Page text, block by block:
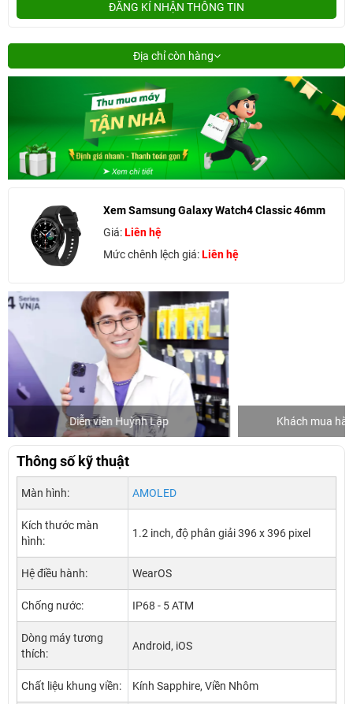
ĐĂNG KÍ NHẬN THÔNG TIN
Địa chỉ còn hàng
Xem Samsung Galaxy Watch4 Classic 46mm
Giá:Liên hệ
Mức chênh lệch giá:Liên hệ
Diễn viên Huỳnh Lập Khách mua
Thông số kỹ thuật
Màn hình: AMOLED
Kích thước màn
hình:
1.2 inch, độ phân giải 396 x 396 pixel
Hệ điều hành: WearOS
Chống nước: IP68 - 5 ATM
Dòng máy tương
thích:
Android, iOS
Chất liệu khung viền: Kính Sapphire, Viền Nhôm